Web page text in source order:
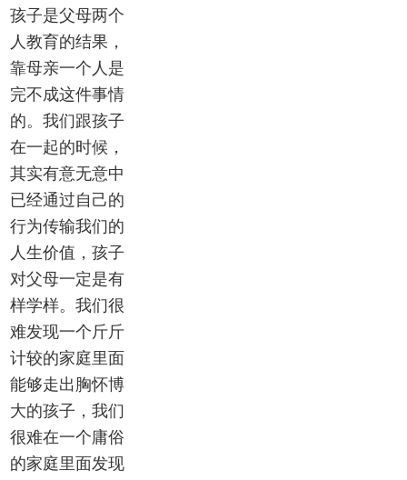
孩子是父母两个
人教育的结果，
靠母亲一个人是
完不成这件事情
的。我们跟孩子
在一起的时候，
其实有意无意中
已经通过自己的
行为传输我们的
人生价值，孩子
对父母一定是有
样学样。我们很
难发现一个斤斤
计较的家庭里面
能够走出胸怀博
大的孩子，我们
很难在一个庸俗
的家庭里面发现